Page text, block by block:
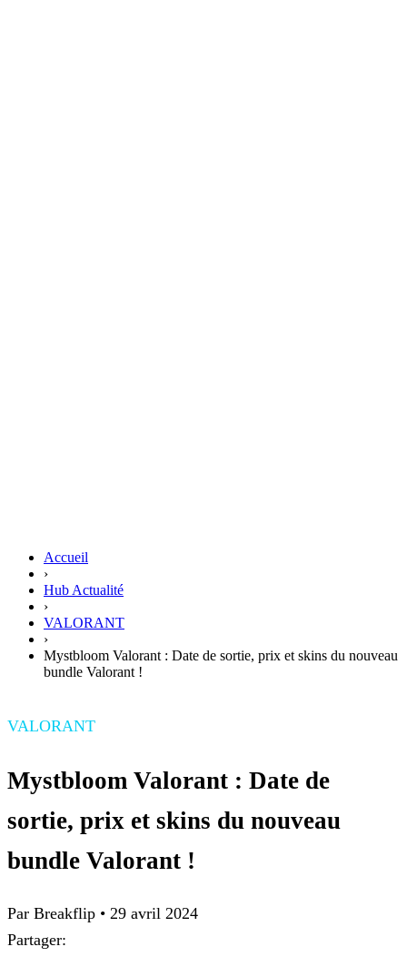
Accueil
›
Hub Actualité
›
VALORANT
›
Mystbloom Valorant : Date de sortie, prix et skins du nouveau
bundle Valorant !
VALORANT
Mystbloom Valorant : Date de
sortie, prix et skins du nouveau
bundle Valorant !
Par Breakflip • 29 avril 2024
Partager: